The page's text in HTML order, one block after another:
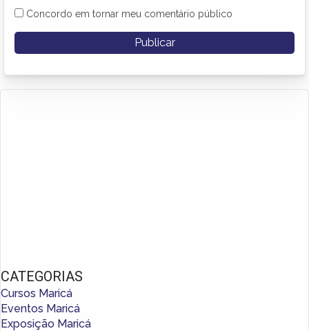
Concordo em tornar meu comentário público
CATEGORIAS
Cursos Maricá
Eventos Maricá
Exposição Maricá